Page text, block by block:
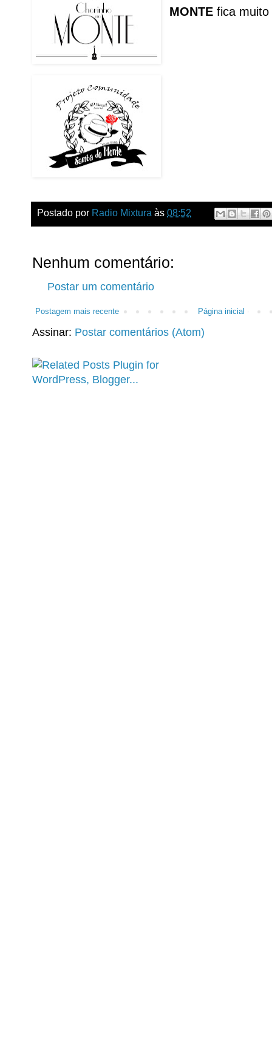
MONTE fica muito
Postado por Radio Mixtura às 08:52
Nenhum comentário:
Postar um comentário
Postagem mais recente Página inicial
Assinar: Postar comentários (Atom)